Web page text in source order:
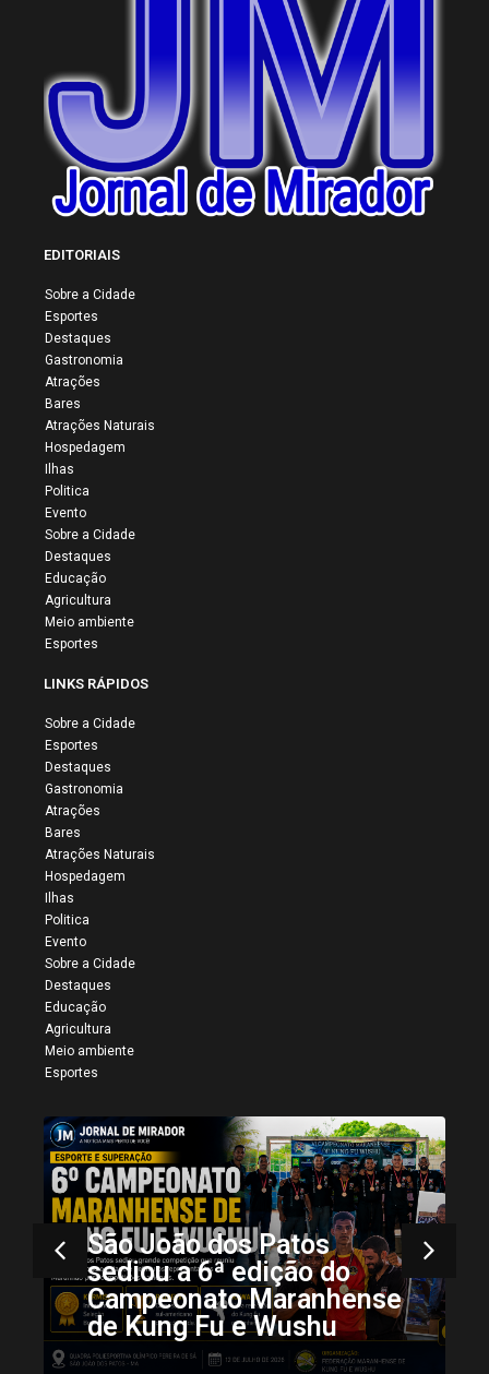
EDITORIAIS
Sobre a Cidade
Esportes
Destaques
Gastronomia
Atrações
Bares
Atrações Naturais
Hospedagem
Ilhas
Politica
Evento
Sobre a Cidade
Destaques
Educação
Agricultura
Meio ambiente
Esportes
LINKS RÁPIDOS
Sobre a Cidade
Esportes
Destaques
Gastronomia
Atrações
Bares
Atrações Naturais
Hospedagem
Ilhas
Politica
Evento
Sobre a Cidade
Destaques
Educação
Agricultura
Meio ambiente
Esportes
Mais registros da 34ª
Vaquejada de Colinas